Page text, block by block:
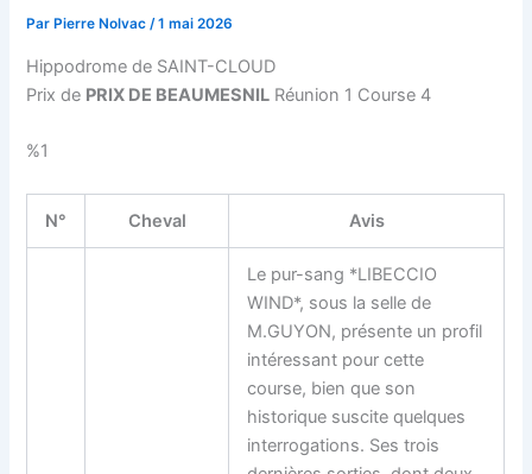
Par Pierre Nolvac/1 mai 2026
Hippodrome de SAINT-CLOUD
Prix de PRIX DE BEAUMESNIL Réunion 1 Course 4
%1
N° Cheval Avis
Le pur-sang *LIBECCIO
WIND*, sous la selle de
M.GUYON, présente un profil
intéressant pour cette
course, bien que son
historique suscite quelques
interrogations. Ses trois